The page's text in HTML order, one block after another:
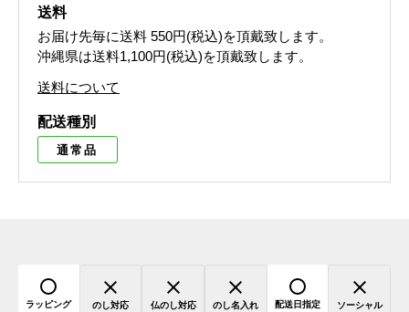
送料
お届け先毎に送料 550円(税込)を頂戴致します。
沖縄県は送料1,100円(税込)を頂戴致します。
送料について
配送種別
通常品
ラッピング のし対応 仏のし対応 のし名入れ 配送日指定
ソーシャル